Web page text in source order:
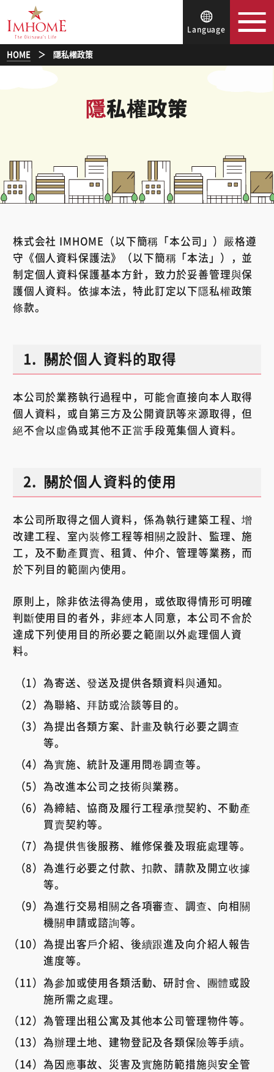
Language
HOME 隱私權政策
隱私權政策
株式会社 IMHOME（以下簡稱「本公司」）嚴格遵
守《個人資料保護法》（以下簡稱「本法」），並
制定個人資料保護基本方針，致力於妥善管理與保
護個人資料。依據本法，特此訂定以下隱私權政策
條款。
1. 關於個人資料的取得
本公司於業務執行過程中，可能會直接向本人取得
個人資料，或自第三方及公開資訊等來源取得，但
絕不會以虛偽或其他不正當手段蒐集個人資料。
2. 關於個人資料的使用
本公司所取得之個人資料，係為執行建築工程、增
改建工程、室內裝修工程等相關之設計、監理、施
工，及不動產買賣、租賃、仲介、管理等業務，而
於下列目的範圍內使用。
原則上，除非依法得為使用，或依取得情形可明確
判斷使用目的者外，非經本人同意，本公司不會於
達成下列使用目的所必要之範圍以外處理個人資
料。
為寄送、發送及提供各類資料與通知。
為聯絡、拜訪或洽談等目的。
為提出各類方案、計畫及執行必要之調查
等。
為實施、統計及運用問卷調查等。
為改進本公司之技術與業務。
為締結、協商及履行工程承攬契約、不動產
買賣契約等。
為提供售後服務、維修保養及瑕疵處理等。
為進行必要之付款、扣款、請款及開立收據
等。
為進行交易相關之各項審查、調查、向相關
機關申請或諮詢等。
為提出客戶介紹、後續跟進及向介紹人報告
進度等。
為參加或使用各類活動、研討會、團體或設
施所需之處理。
為管理出租公寓及其他本公司管理物件等。
為辦理土地、建物登記及各類保險等手續。
為因應事故、災害及實施防範措施與安全管